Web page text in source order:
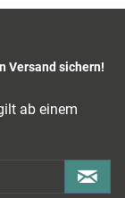
Versand sichern!
ab einem